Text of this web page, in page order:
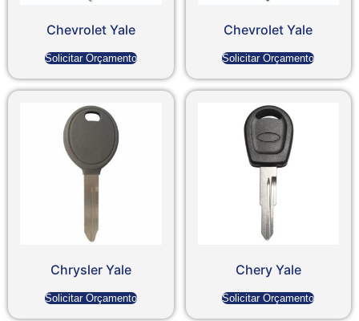
Chevrolet Yale
Solicitar Orçamento
Chevrolet Yale
Solicitar Orçamento
Chrysler Yale
Solicitar Orçamento
Chery Yale
Solicitar Orçamento